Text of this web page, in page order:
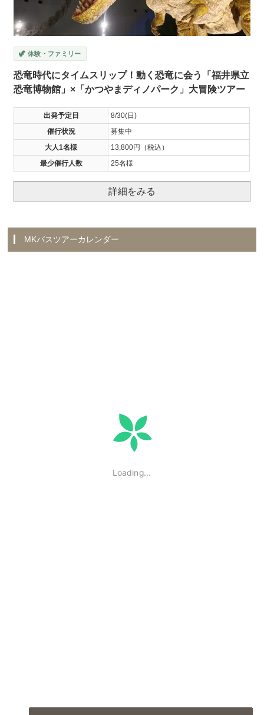
🦖 体験・ファミリー
恐竜時代にタイムスリップ！動く恐竜に会う「福井県立
恐竜博物館」×「かつやまディノパーク」大冒険ツアー
出発予定日
8/30(日)
催行状況
募集中
大人1名様
13,800円（税込）
最少催行人数
25名様
詳細をみる
MKバスツアーカレンダー